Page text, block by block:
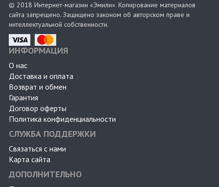
© 2018 Интернет-магазин «Эмили». Копирование материалов
сайта запрещено. Защищено законом об авторском праве и
интеллектуальной собственности.
ИНФОРМАЦИЯ
О нас
Доставка и оплата
Возврат и обмен
Гарантия
Договор оферты
Политика конфиденциальности
СЛУЖБА ПОДДЕРЖКИ
Связаться с нами
Карта сайта
ДОПОЛНИТЕЛЬНО